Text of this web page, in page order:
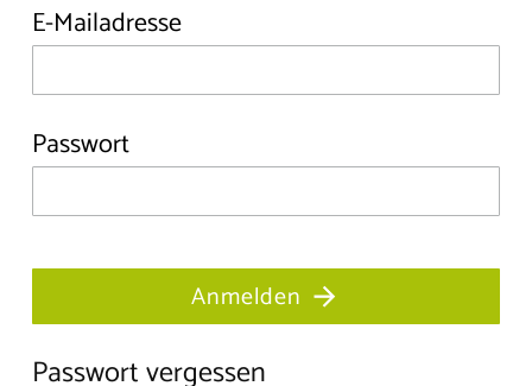
E-Mailadresse
Passwort
Anmelden
Passwort vergessen